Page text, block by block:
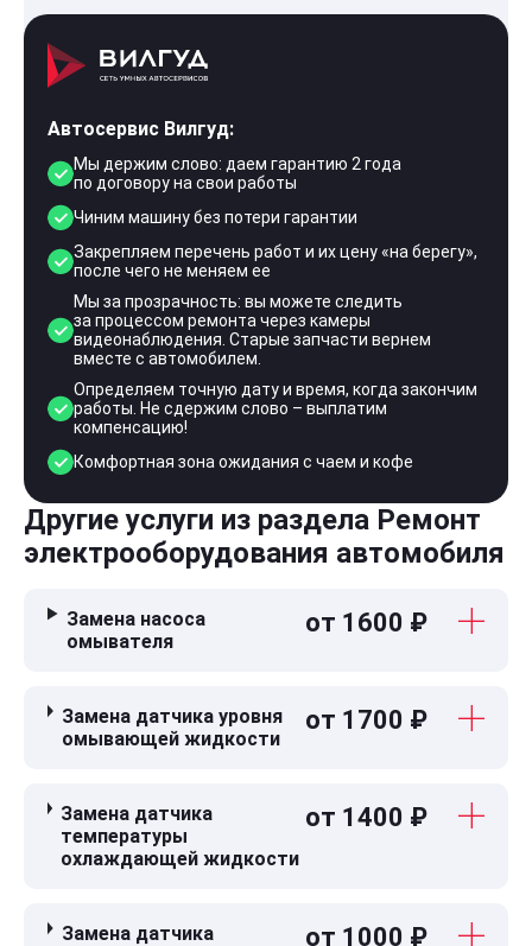
Автосервис Вилгуд:
Мы держим слово: даем гарантию 2 года
по договору на свои работы
Чиним машину без потери гарантии
Закрепляем перечень работ и их цену «на берегу»,
после чего не меняем ее
Мы за прозрачность: вы можете следить
за процессом ремонта через камеры
видеонаблюдения. Старые запчасти вернем
вместе с автомобилем.
Определяем точную дату и время, когда закончим
работы. Не сдержим слово – выплатим
компенсацию!
Комфортная зона ожидания с чаем и кофе
Другие услуги из раздела Ремонт
электрооборудования автомобиля
Замена насоса
омывателя
от 1600 ₽
Замена датчика уровня
омывающей жидкости
от 1700 ₽
Замена датчика
температуры
охлаждающей жидкости
от 1400 ₽
Замена датчика
от 1000 ₽